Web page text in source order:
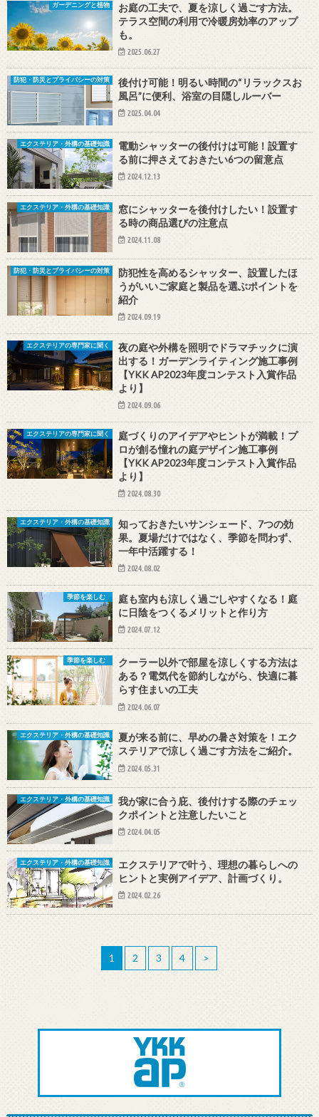
ガーデニングと植物
お庭の工夫で、夏を涼しく過ごす方法。
テラス空間の利用で冷暖房効率のアップ
も。
2025.06.27
防犯・防災とプライバシーの対策
後付け可能！明るい時間の“リラックスお
風呂”に便利、浴室の目隠しルーバー
2025.04.04
エクステリア・外構の基礎知識
電動シャッターの後付けは可能！設置す
る前に押さえておきたい6つの留意点
2024.12.13
エクステリア・外構の基礎知識
窓にシャッターを後付けしたい！設置す
る時の商品選びの注意点
2024.11.08
防犯・防災とプライバシーの対策
防犯性を高めるシャッター、設置したほ
うがいいご家庭と製品を選ぶポイントを
紹介
2024.09.19
エクステリアの専門家に聞く
夜の庭や外構を照明でドラマチックに演
出する！ガーデンライティング施工事例
【YKK AP2023年度コンテスト入賞作品
より】
2024.09.06
エクステリアの専門家に聞く
庭づくりのアイデアやヒントが満載！プ
ロが創る憧れの庭デザイン施工事例
【YKK AP2023年度コンテスト入賞作品
より】
2024.08.30
エクステリア・外構の基礎知識
知っておきたいサンシェード、7つの効
果。夏場だけではなく、季節を問わず、
一年中活躍する！
2024.08.02
季節を楽しむ
庭も室内も涼しく過ごしやすくなる！庭
に日陰をつくるメリットと作り方
2024.07.12
季節を楽しむ
クーラー以外で部屋を涼しくする方法は
ある？電気代を節約しながら、快適に暮
らす住まいの工夫
2024.06.07
エクステリア・外構の基礎知識
夏が来る前に、早めの暑さ対策を！エク
ステリアで涼しく過ごす方法をご紹介。
2024.05.31
エクステリア・外構の基礎知識
我が家に合う庇、後付けする際のチェッ
クポイントと注意したいこと
2024.04.05
エクステリア・外構の基礎知識
エクステリアで叶う、理想の暮らしへの
ヒントと実例アイデア、計画づくり。
2024.02.26
1 2 3 4 >